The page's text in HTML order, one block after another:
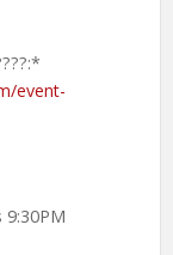
event-